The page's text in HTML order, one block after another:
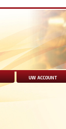
uw account